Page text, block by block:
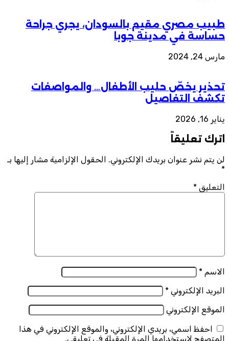
طبيب مصري مقيم بالسودان، يجري جراحة
حساسة في مدينة جوبا
مارس 24, 2024
تحذير يخصّ حليب الأطفال… والمواصفات
تكشف التفاصيل
يناير 16, 2026
اترك تعليقاً
لن يتم نشر عنوان بريدك الإلكتروني. الحقول الإلزامية مشار إليها بـ
*
التعليق *
الاسم *
البريد الإلكتروني *
الموقع الإلكتروني
احفظ اسمي، بريدي الإلكتروني، والموقع الإلكتروني في هذا
المتصفح لاستخدامها المرة المقبلة في تعليقي.